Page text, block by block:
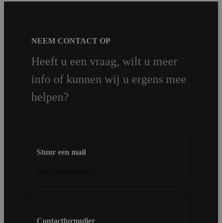
NEEM CONTACT OP
Heeft u een vraag, wilt u meer
info of kunnen wij u ergens mee
helpen?
Stuur een mail
Contactformulier